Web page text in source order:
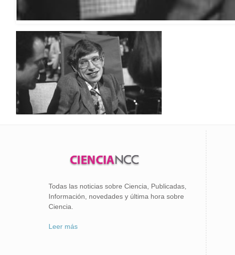
Todas las noticias sobre Ciencia, Publicadas,
Información, novedades y última hora sobre
Ciencia.
Leer más